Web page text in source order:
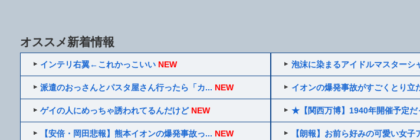
オススメ新着情報
インテリ右翼←これかっこいい NEW
派遣のおっさんとパスタ屋さん行ったら「カ... NEW
ゲイの人にめっちゃ誘われてるんだけど NEW
【安倍・岡田悲報】熊本イオンの爆発事故っ... NEW
泡沫に染まるアイドルマスターシ
イオンの爆発事故がすごくとり立
★【関西万博】1940年開催予定だ
【朗報】お前ら好みの可愛い女子